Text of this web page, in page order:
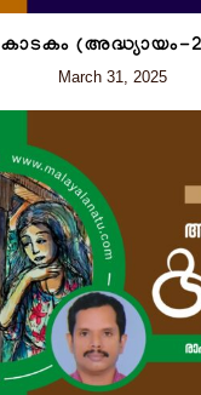
കാടകം (അദ്ധ്യായം-
March 31, 2025